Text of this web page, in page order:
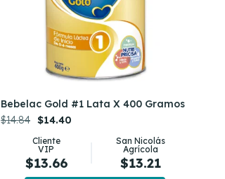
Bebelac Gold #1 Lata X 400 Gramos
$14.84 $14.40
Cliente
VIP
$13.66
San Nicolás
Agrícola
$13.21